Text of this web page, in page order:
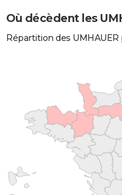
Où décèdent les
Répartition des